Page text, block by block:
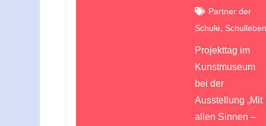
Partner der
Schule, Schulleben
Projekttag im
Kunstmuseum
bei der
Ausstellung „Mit
allen Sinnen –